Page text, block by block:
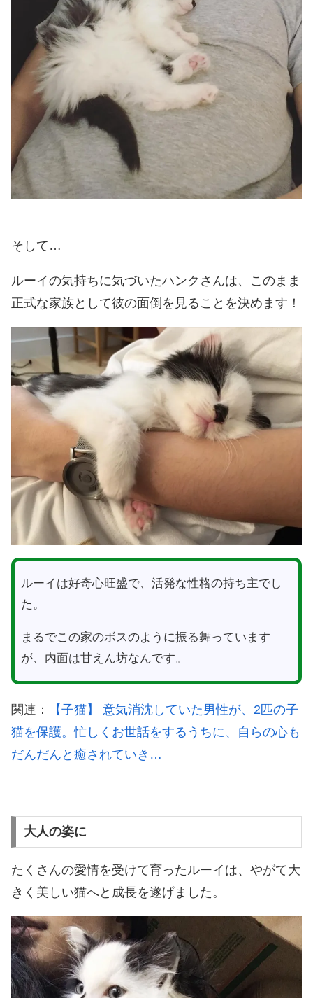
そして…
ルーイの気持ちに気づいたハンクさんは、このまま
正式な家族として彼の面倒を見ることを決めます！
ルーイは好奇心旺盛で、活発な性格の持ち主でし
た。
まるでこの家のボスのように振る舞っています
が、内面は甘えん坊なんです。
関連：
【子猫】 意気消沈していた男性が、2匹の子
猫を保護。忙しくお世話をするうちに、自らの心も
だんだんと癒されていき…
大人の姿に
たくさんの愛情を受けて育ったルーイは、やがて大
きく美しい猫へと成長を遂げました。